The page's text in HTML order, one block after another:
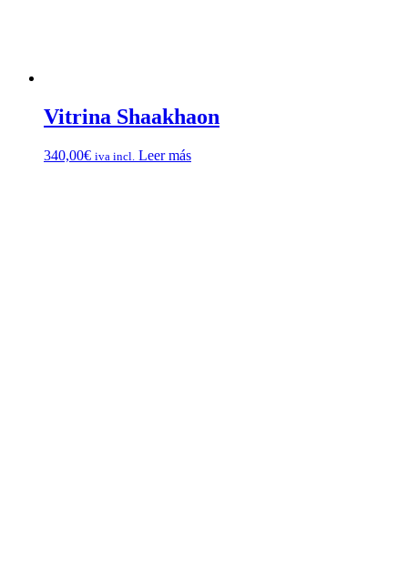
Vitrina Shaakhaon
340,00€ iva incl. Leer más